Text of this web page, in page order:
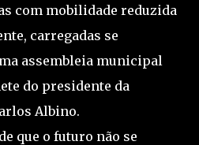
com mobilidade reduzida
carregadas se
assembleia municipal
do presidente da
Albino.
que o futuro não se